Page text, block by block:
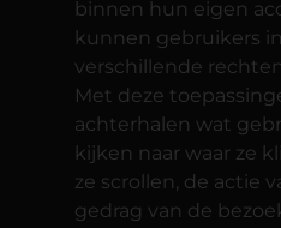
binnen hun eigen
kunnen gebruikers
verschillende
Met deze
achterhalen wat
kijken naar waar ze
ze scrollen, de actie
gedrag van de